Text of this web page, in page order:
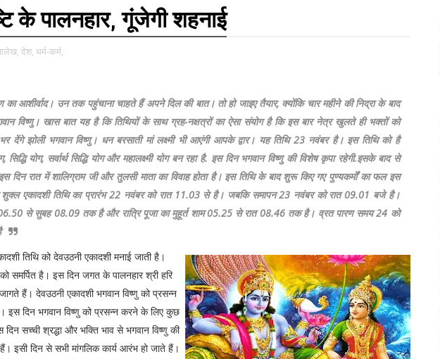
के पालनहार, गूंजेगी शहनाई
देश, धर्म-कर्म,
आशीर्वाद। उन तक पहुंचाना चाहते हैं अपने दिल की बात। तो हो जाइए तैयार, क्योंकि चार महीने की निद्रा के बाद
विष्णु। खास बात यह है कि तिथियों के साथ ग्रह-नक्षत्रों का ऐसा संयोग है कि इस बार नेत्र खुलते ही भक्तों को
देंगे झोली भगवान विष्णु। धन बरसाती मां लक्ष्मी भी आएंगी आपके द्वार। यह तिथि 23 नवंबर है। इस तिथि को है
योग, सर्वार्थ सिद्धि योग और महालक्ष्मी योग बन रहा है. इस दिन भगवान विष्णु की विशेष कृपा रहेगी.इसके बाद से
दिन रात में शालिग्राम जी और तुलसी माता का विवाह होता है। इस तिथि के बाद शुरू किए गए पुण्यकर्मों का फल इस
शुक्ल एकादशी तिथि का प्रारंभ 22 नवंबर को रात 11.03 से है। जबकि समापन 23 नवंबर को रात 09.01 बजे है।
से सुबह 08.09 तक है और रात्रि पूजा का मुहूर्त शाम 05.25 से रात 08.46 तक है। व्रत पारण समय 24 को
तिथि को देवउठनी एकादशी मनाई जाती है।
समर्पित है। इस दिन जगत के पालनहार श्री हरि
हैं। देवउठनी एकादशी भगवान विष्णु को प्रसन्न
इस दिन भगवान विष्णु को प्रसन्न करने के लिए कुछ
सच्ची श्रद्धा और भक्ति भाव से भगवान विष्णु की
इसी दिन से सभी मांगलिक कार्य आरंभ हो जाते हैं।